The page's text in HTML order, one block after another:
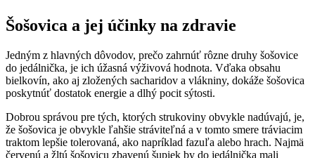
Šošovica a jej účinky na zdravie
Jedným z hlavných dôvodov, prečo zahrnúť rôzne druhy šošovice
do jedálnička, je ich úžasná výživová hodnota. Vďaka obsahu
bielkovín, ako aj zložených sacharidov a vlákniny, dokáže šošovica
poskytnúť dostatok energie a dlhý pocit sýtosti.
Dobrou správou pre tých, ktorých strukoviny obvykle nadúvajú, je,
že šošovica je obvykle ľahšie stráviteľná a v tomto smere tráviacim
traktom lepšie tolerovaná, ako napríklad fazuľa alebo hrach. Najmä
červenú a žltú šošovicu zbavenú šupiek by do jedálnička mali